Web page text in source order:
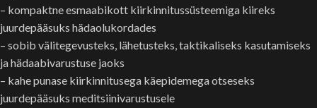
– kompaktne esmaabikott kiirkinnitussüsteemiga kiireks
juurdepääsuks hädaolukordades
– sobib välitegevusteks, lähetusteks, taktikaliseks kasutamiseks
ja hädaabivarustuse jaoks
– kahe punase kiirkinnitusega käepidemega otseseks
juurdepääsuks meditsiinivarustusele